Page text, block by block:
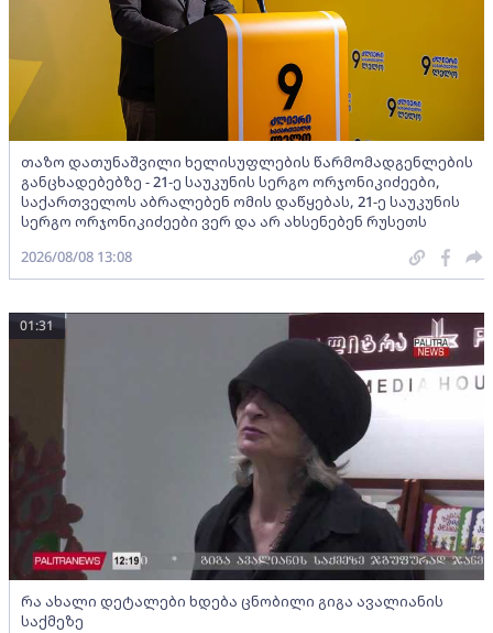
თაზო დათუნაშვილი ხელისუფლების წარმომადგენლების
განცხადებებზე - 21-ე საუკუნის სერგო ორჯონიკიძეები,
საქართველოს აბრალებენ ომის დაწყებას, 21-ე საუკუნის
სერგო ორჯონიკიძეები ვერ და არ ახსენებენ რუსეთს
2026/08/08 13:08
რა ახალი დეტალები ხდება ცნობილი გიგა ავალიანის
საქმეზე
01:31